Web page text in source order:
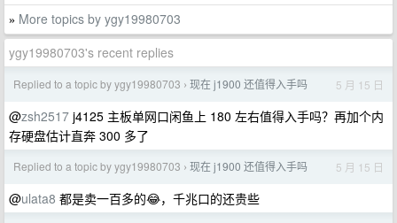
» More topics by ygy19980703
ygy19980703's recent replies
Replied to a topic by ygy19980703 › 现在 j1900 还值得入手吗 5 月 15 日
@zsh2517 j4125 主板单网口闲鱼上 180 左右值得入手吗？再加个内
存硬盘估计直奔 300 多了
Replied to a topic by ygy19980703 › 现在 j1900 还值得入手吗 5 月 15 日
@ulata8 都是卖一百多的😂，千兆口的还贵些